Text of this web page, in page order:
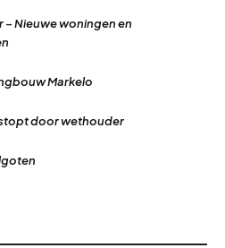
– Nieuwe woningen en
Markelo
door wethouder